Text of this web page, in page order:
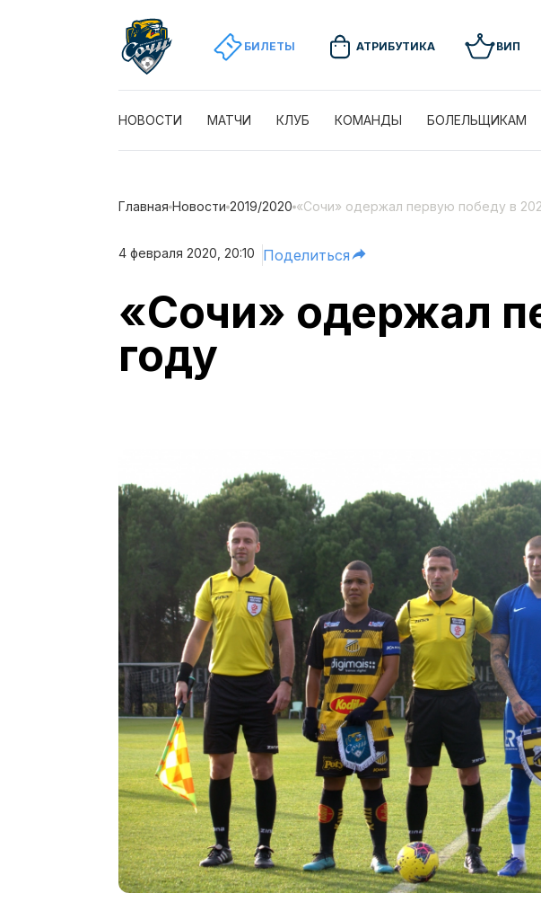
БИЛЕТЫ АТРИБУТИКА ВИП
НОВОСТИ МАТЧИ КЛУБ КОМАНДЫ БОЛЕЛЬЩИКАМ
Главная Новости 2019/2020 «Сочи» одержал первую победу в
4 февраля 2020, 20:10 Поделиться
«Сочи» одержал
году